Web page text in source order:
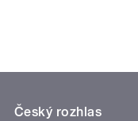
Český rozhlas